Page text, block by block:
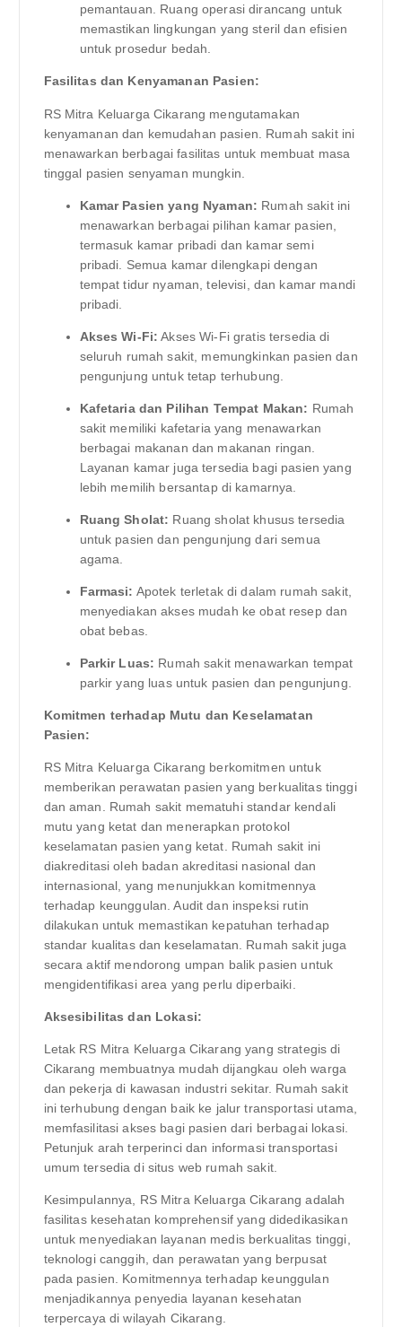
pemantauan. Ruang operasi dirancang untuk
memastikan lingkungan yang steril dan efisien
untuk prosedur bedah.
Fasilitas dan Kenyamanan Pasien:
RS Mitra Keluarga Cikarang mengutamakan
kenyamanan dan kemudahan pasien. Rumah sakit ini
menawarkan berbagai fasilitas untuk membuat masa
tinggal pasien senyaman mungkin.
Kamar Pasien yang Nyaman: Rumah sakit ini
menawarkan berbagai pilihan kamar pasien,
termasuk kamar pribadi dan kamar semi
pribadi. Semua kamar dilengkapi dengan
tempat tidur nyaman, televisi, dan kamar mandi
pribadi.
Akses Wi-Fi: Akses Wi-Fi gratis tersedia di
seluruh rumah sakit, memungkinkan pasien dan
pengunjung untuk tetap terhubung.
Kafetaria dan Pilihan Tempat Makan: Rumah
sakit memiliki kafetaria yang menawarkan
berbagai makanan dan makanan ringan.
Layanan kamar juga tersedia bagi pasien yang
lebih memilih bersantap di kamarnya.
Ruang Sholat: Ruang sholat khusus tersedia
untuk pasien dan pengunjung dari semua
agama.
Farmasi: Apotek terletak di dalam rumah sakit,
menyediakan akses mudah ke obat resep dan
obat bebas.
Parkir Luas: Rumah sakit menawarkan tempat
parkir yang luas untuk pasien dan pengunjung.
Komitmen terhadap Mutu dan Keselamatan
Pasien:
RS Mitra Keluarga Cikarang berkomitmen untuk
memberikan perawatan pasien yang berkualitas tinggi
dan aman. Rumah sakit mematuhi standar kendali
mutu yang ketat dan menerapkan protokol
keselamatan pasien yang ketat. Rumah sakit ini
diakreditasi oleh badan akreditasi nasional dan
internasional, yang menunjukkan komitmennya
terhadap keunggulan. Audit dan inspeksi rutin
dilakukan untuk memastikan kepatuhan terhadap
standar kualitas dan keselamatan. Rumah sakit juga
secara aktif mendorong umpan balik pasien untuk
mengidentifikasi area yang perlu diperbaiki.
Aksesibilitas dan Lokasi:
Letak RS Mitra Keluarga Cikarang yang strategis di
Cikarang membuatnya mudah dijangkau oleh warga
dan pekerja di kawasan industri sekitar. Rumah sakit
ini terhubung dengan baik ke jalur transportasi utama,
memfasilitasi akses bagi pasien dari berbagai lokasi.
Petunjuk arah terperinci dan informasi transportasi
umum tersedia di situs web rumah sakit.
Kesimpulannya, RS Mitra Keluarga Cikarang adalah
fasilitas kesehatan komprehensif yang didedikasikan
untuk menyediakan layanan medis berkualitas tinggi,
teknologi canggih, dan perawatan yang berpusat
pada pasien. Komitmennya terhadap keunggulan
menjadikannya penyedia layanan kesehatan
terpercaya di wilayah Cikarang.